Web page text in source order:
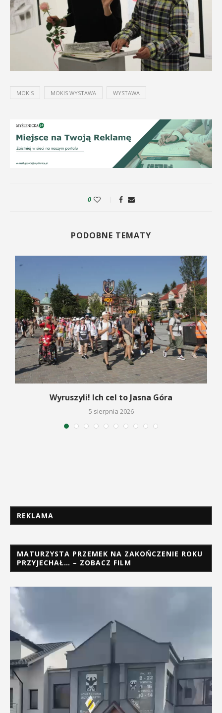
MOKIS MOKIS WYSTAWA WYSTAWA
0
PODOBNE TEMATY
Wyruszyli! Ich cel to Jasna Góra
5 sierpnia 2026
REKLAMA
MATURZYSTA PRZEMEK NA ZAKOŃCZENIE ROKU
PRZYJECHAŁ… – ZOBACZ FILM
Odtwarzacz